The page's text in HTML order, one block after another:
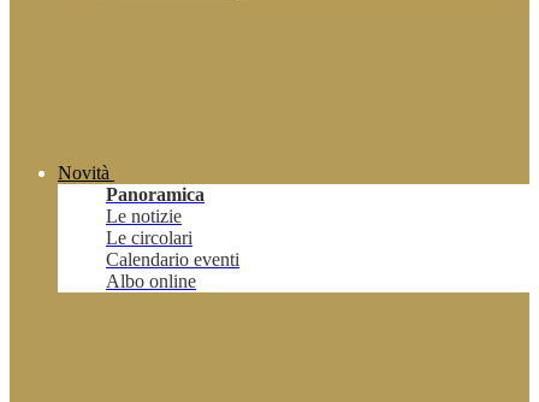
Novità
Panoramica
Le notizie
Le circolari
Calendario eventi
Albo online